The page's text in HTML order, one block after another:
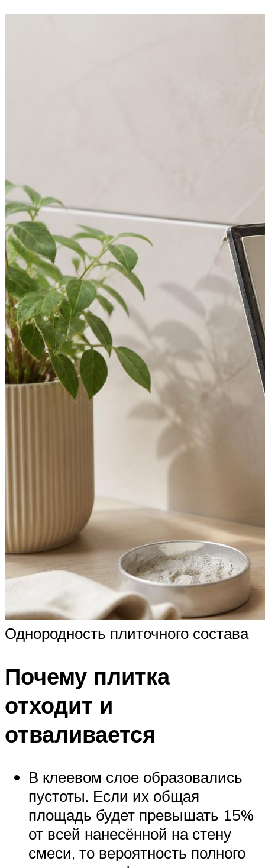
Однородность плиточного состава
Почему плитка
отходит и
отваливается
В клеевом слое образовались
пустоты. Если их общая
площадь будет превышать 15%
от всей нанесённой на стену
смеси, то вероятность полного